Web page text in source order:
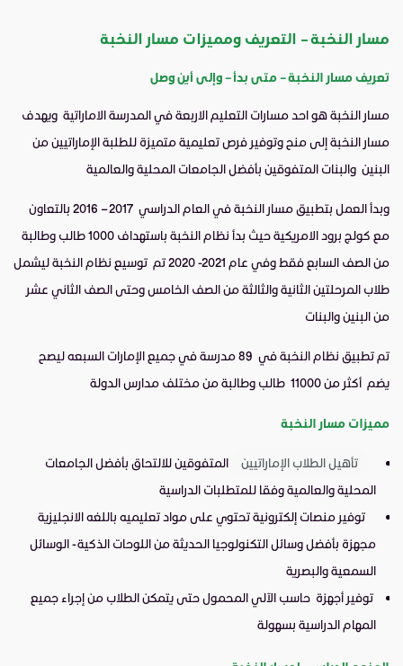
مسار النخبة – التعريف ومميزات مسار النخبة
تعريف مسار النخبة – متى بدأ – وإلى أين وصل
مسار النخبة هو احد مسارات التعليم الاربعة في المدرسة الاماراتية ويهدف
مسار النخبة إلى منح وتوفير فرص تعليمية متميزة للطلبة الإماراتيين من
البنين والبنات المتفوقين بأفضل الجامعات المحلية والعالمية
وبدأ العمل بتطبيق مسار النخبة في العام الدراسي 2017 – 2016 بالتعاون
مع كولج برود الامريكية حيث بدأ نظام النخبة باستهداف 1000 طالب وطالبة
من الصف السابع فقط وفي عام 2021- 2020 تم توسيع نظام النخبة ليشمل
طلاب المرحلتين الثانية والثالثة من الصف الخامس وحتى الصف الثاني عشر
من البنين والبنات
تم تطبيق نظام النخبة في 89 مدرسة في جميع الإمارات السبعه ليصح
يضم أكثر من 11000 طالب وطالبة من مختلف مدارس الدولة
مميزات مسار النخبة
تأهيل الطلاب الإماراتيين
المتفوقين للالتحاق بأفضل الجامعات
المحلية والعالمية وفقا للمتطلبات الدراسية
توفير منصات إلكترونية تحتوي على مواد تعليميه باللغه الانجليزية
مجهزة بأفضل وسائل التكنولوجيا الحديثة من اللوحات الذكية - الوسائل
السمعية والبصرية
توفير أجهزة حاسب الآلي المحمول حتى يتمكن الطلاب من إجراء جميع
المهام الدراسية بسهولة